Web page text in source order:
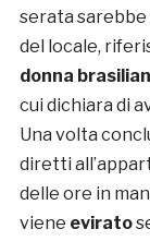
serata sarebbe
del locale,
donna
cui dichiara di
Una volta
diretti
delle ore in
viene evirato